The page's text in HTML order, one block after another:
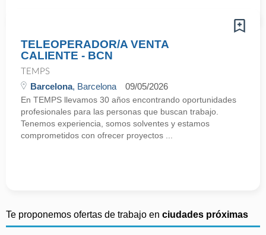
TELEOPERADOR/A VENTA
CALIENTE - BCN
TEMPS
Barcelona, Barcelona 09/05/2026
En TEMPS llevamos 30 años encontrando oportunidades
profesionales para las personas que buscan trabajo.
Tenemos experiencia, somos solventes y estamos
comprometidos con ofrecer proyectos ...
Te proponemos ofertas de trabajo en ciudades próximas